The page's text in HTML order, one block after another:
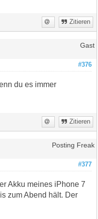
Zitieren
Gast
#376
du es immer
Zitieren
Posting Freak
#377
Akku meines iPhone 7
zum Abend hält. Der